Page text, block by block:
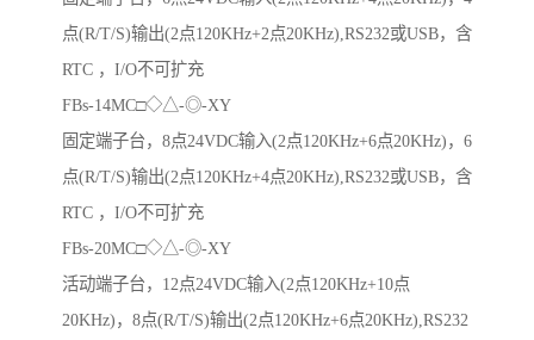
点(R/T/S)输出(2点120KHz+2点20KHz),RS232或USB，含
RTC ，I/O不可扩充
FBs-14MC□◇△-◎-XY
固定端子台，8点24VDC输入(2点120KHz+6点20KHz)，6
点(R/T/S)输出(2点120KHz+4点20KHz),RS232或USB，含
RTC ，I/O不可扩充
FBs-20MC□◇△-◎-XY
活动端子台，12点24VDC输入(2点120KHz+10点
20KHz)，8点(R/T/S)输出(2点120KHz+6点20KHz),RS232